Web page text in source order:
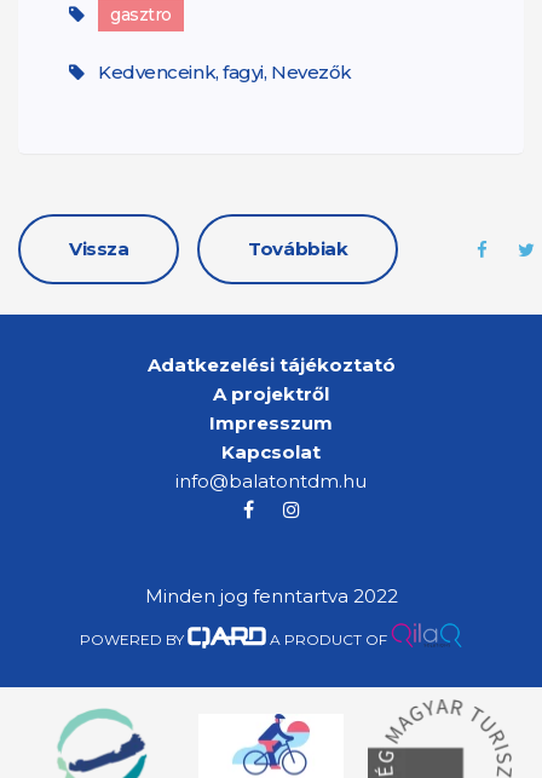
gasztro
Kedvenceink, fagyi, Nevezők
Vissza Továbbiak
Adatkezelési tájékoztató
A projektről
Impresszum
Kapcsolat
info@balatontdm.hu
Minden jog fenntartva 2022
POWERED BY A PRODUCT OF